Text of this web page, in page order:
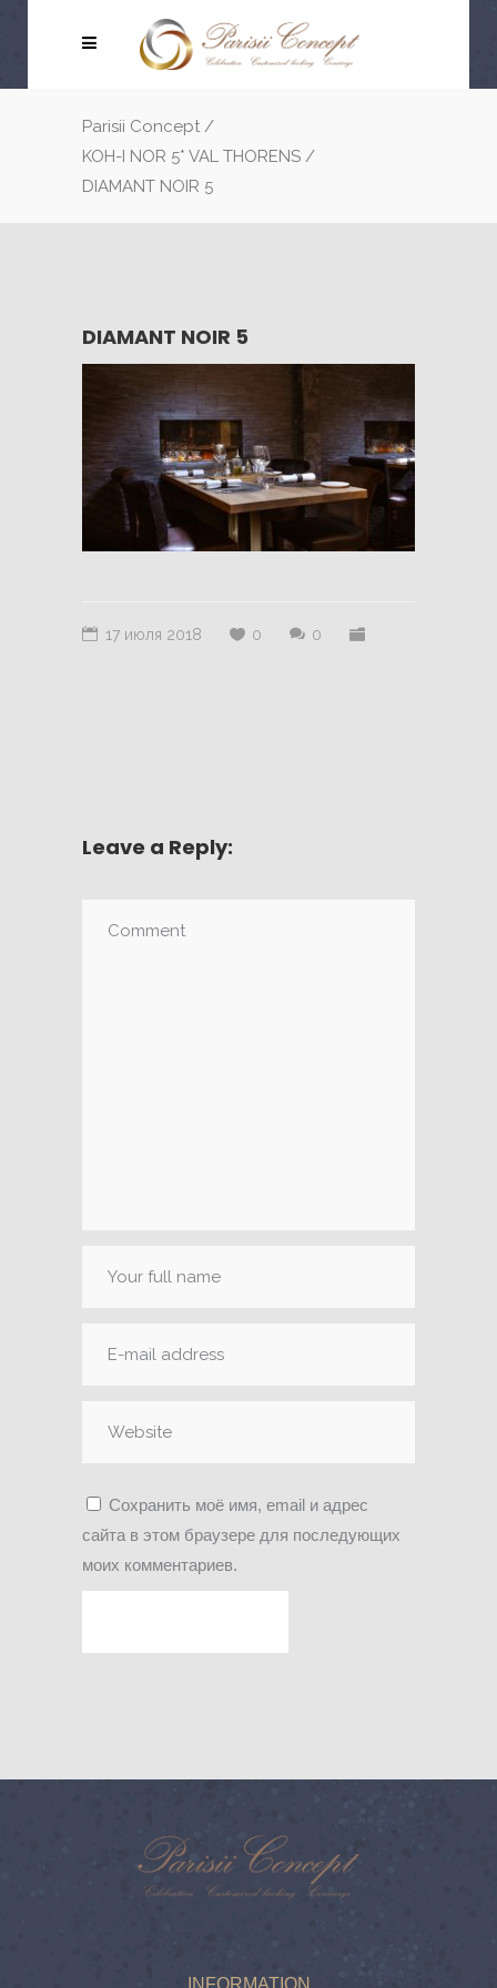
Parisii Concept /
KOH-I NOR 5* VAL THORENS /
DIAMANT NOIR 5
DIAMANT NOIR 5
17 июля 2018 0 0
Leave a Reply:
Сохранить моё имя, email и адрес
сайта в этом браузере для последующих
моих комментариев.
INFORMATION